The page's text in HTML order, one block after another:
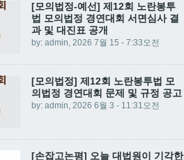
[모의법정-예선] 제12회 노란봉투
법 모의법정 경연대회 서면심사 결
과 및 대진표 공개
by: admin, 2026 7월 15 - 7:33오전
[모의법정] 제12회 노란봉투법 모
의법정 경연대회 문제 및 규정 공고
by: admin, 2026 6월 3 - 11:31오전
[손잡고논평] 오늘 대법원이 기각한